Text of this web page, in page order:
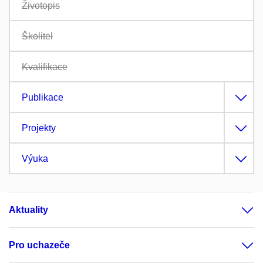
Životopis
Školitel
Kvalifikace
Publikace
Projekty
Výuka
Aktuality
Pro uchazeče